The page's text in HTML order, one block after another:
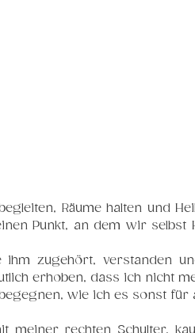
Räume halten und
Punkt, an dem wir selbst
zugehört, verstanden
erhoben, dass ich nicht
wie ich es sonst für